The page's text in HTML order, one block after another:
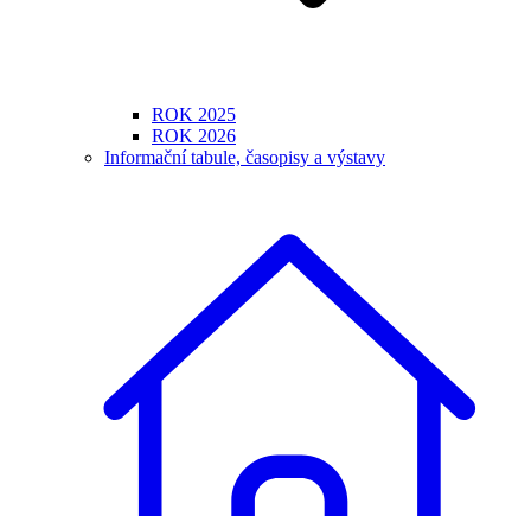
ROK 2025
ROK 2026
Informační tabule, časopisy a výstavy